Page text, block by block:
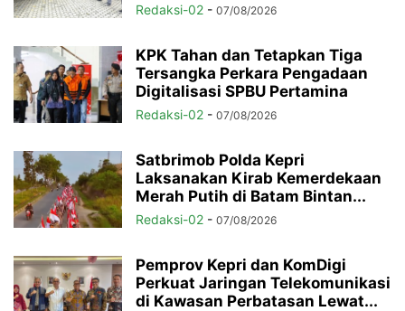
Redaksi-02 - 07/08/2026
KPK Tahan dan Tetapkan Tiga
Tersangka Perkara Pengadaan
Digitalisasi SPBU Pertamina
Redaksi-02 - 07/08/2026
Satbrimob Polda Kepri
Laksanakan Kirab Kemerdekaan
Merah Putih di Batam Bintan...
Redaksi-02 - 07/08/2026
Pemprov Kepri dan KomDigi
Perkuat Jaringan Telekomunikasi
di Kawasan Perbatasan Lewat...